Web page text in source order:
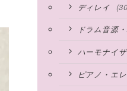
ディレイ
ドラム音源
ハーモナイ
ピアノ・エ